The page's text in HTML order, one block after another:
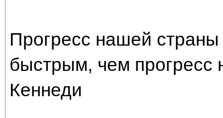
Прогресс нашей
быстрым, чем прогресс
Кеннеди